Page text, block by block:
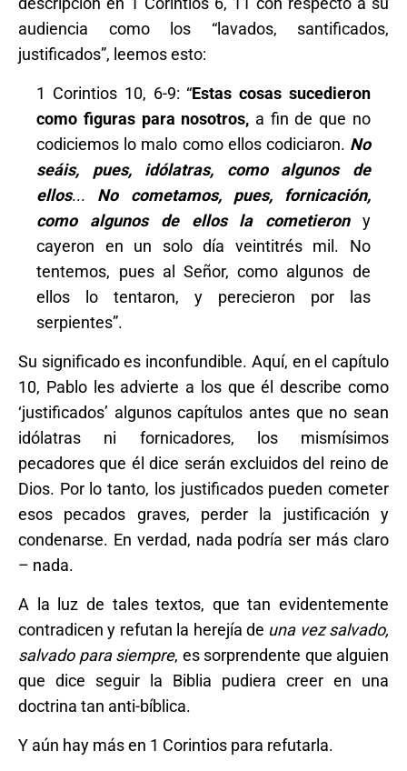
audiencia como los “lavados, santificados,
justificados”, leemos esto:
1 Corintios 10, 6-9: “Estas cosas sucedieron
como figuras para nosotros, a fin de que no
codiciemos lo malo como ellos codiciaron. No
seáis, pues, idólatras, como algunos de
ellos... No cometamos, pues, fornicación,
como algunos de ellos la cometierony
cayeron en un solo día veintitrés mil. No
tentemos, pues al Señor, como algunos de
ellos lo tentaron, y perecieron por las
serpientes”.
Su significado es inconfundible. Aquí, en el capítulo
10, Pablo les advierte a los que él describe como
‘justificados’ algunos capítulos antes que no sean
idólatras ni fornicadores, los mismísimos
pecadores que él dice serán excluidos del reino de
Dios. Por lo tanto, los justificados pueden cometer
esos pecados graves, perder la justificación y
condenarse. En verdad, nada podría ser más claro
– nada.
A la luz de tales textos, que tan evidentemente
contradicen y refutan la herejía de una vez salvado,
salvado para siempre, es sorprendente que alguien
que dice seguir la Biblia pudiera creer en una
doctrina tan anti-bíblica.
Y aún hay más en 1 Corintios para refutarla.